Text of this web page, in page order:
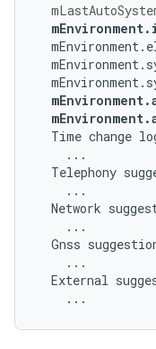
Time change
Telephony
Network
Gnss
External